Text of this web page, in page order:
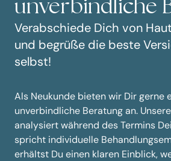
unverbindliche
Verabschiede Dich von
und begrüße die beste
selbst!
Als Neukunde bieten wir Dir gerne
unverbindliche Beratung an.
analysiert während des Termins
spricht individuelle
erhältst Du einen klaren Einblick,